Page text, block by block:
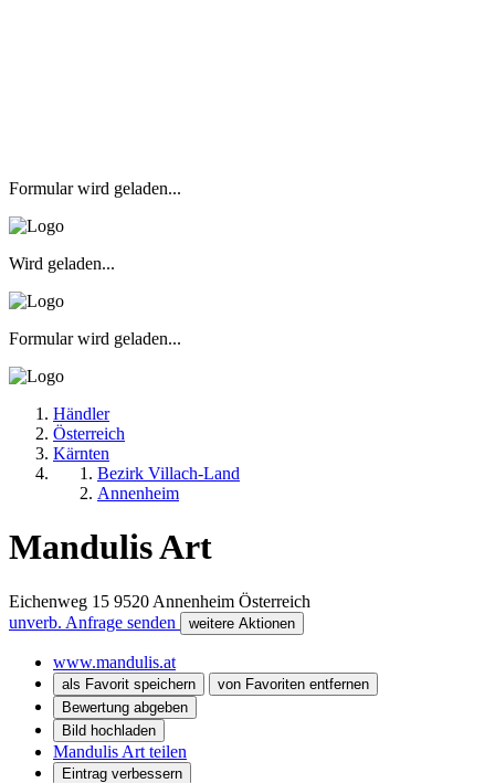
Formular wird geladen...
Wird geladen...
Formular wird geladen...
Händler
Österreich
Kärnten
Bezirk Villach-Land
Annenheim
Mandulis Art
Eichenweg 15 9520 Annenheim Österreich
unverb. Anfrage senden
weitere Aktionen
www.mandulis.at
als Favorit speichern
von Favoriten entfernen
Bewertung abgeben
Bild hochladen
Mandulis Art teilen
Eintrag verbessern